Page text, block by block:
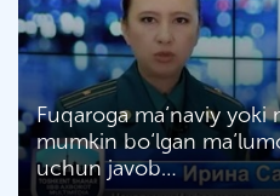
Fuqaroga ma’naviy
mumkin bo‘lgan
uchun javob…